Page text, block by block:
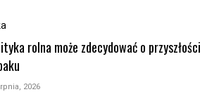
rolna może zdecydować o przyszłości
2026